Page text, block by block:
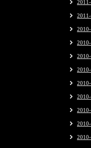
2011-
2011-
2010-
2010-
2010-
2010-
2010-
2010-
2010-
2010-
2010-